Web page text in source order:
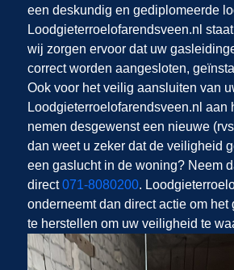
een deskundig en gediplomeerde
Loodgieterroelofarendsveen.nl
wij zorgen ervoor dat uw
correct worden aangesloten,
Ook voor het veilig aansluiten van
Loodgieterroelofarendsveen.nl aan
nemen desgewenst een nieuwe
dan weet u zeker dat de veiligheid
een gaslucht in de woning? Neem
direct071-8080200.
onderneemt dan direct actie om het
te herstellen om uw veiligheid te